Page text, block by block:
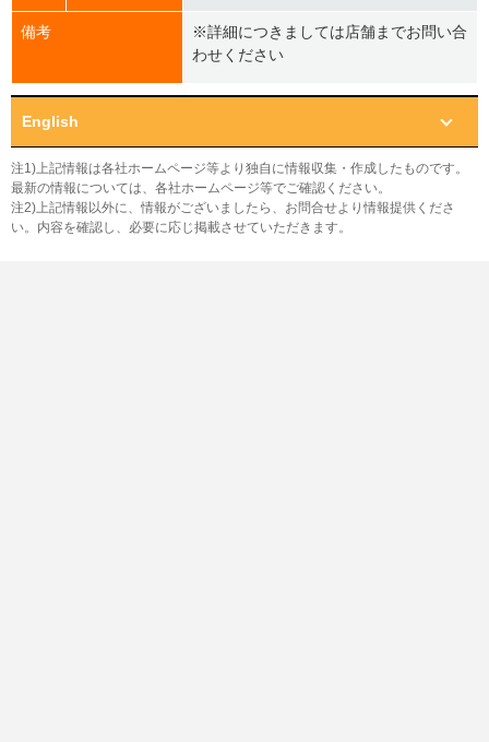
備考
※詳細につきましては店舗までお問い合
わせください
English
注1)上記情報は各社ホームページ等より独自に情報収集・作成したものです。
最新の情報については、各社ホームページ等でご確認ください。
注2)上記情報以外に、情報がございましたら、お問合せより情報提供くださ
い。内容を確認し、必要に応じ掲載させていただきます。